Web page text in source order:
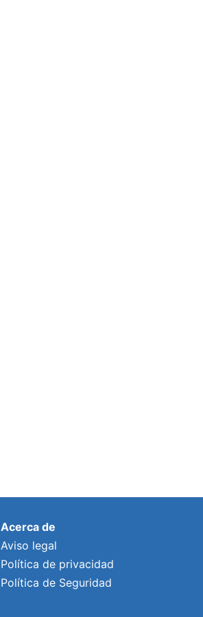
Acerca de
Aviso legal
Política de privacidad
Política de Seguridad